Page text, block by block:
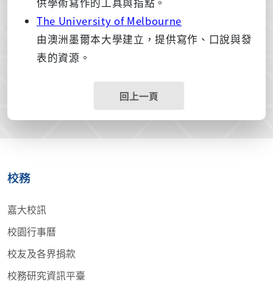
The University of Melbourne
由澳洲墨爾本大學建立，提供寫作、口說與發
表的資源。
回上一頁
校務
嘉大校訊
校園行事曆
校友及各界捐款
校務研究資訊平臺